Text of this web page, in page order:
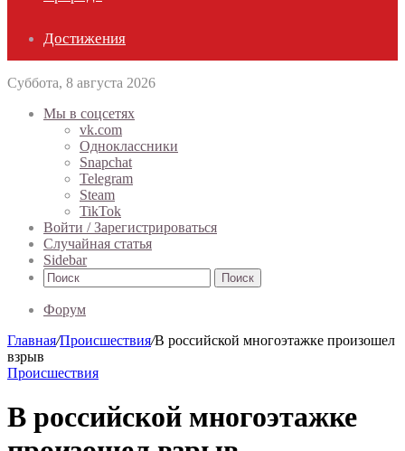
Достижения
Суббота, 8 августа 2026
Мы в соцсетях
vk.com
Одноклассники
Snapchat
Telegram
Steam
TikTok
Войти / Зарегистрироваться
Случайная статья
Sidebar
Поиск
Форум
Главная/Происшествия/В российской многоэтажке произошел
взрыв
Происшествия
В российской многоэтажке